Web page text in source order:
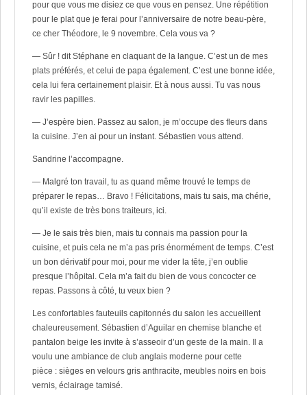
pour que vous me disiez ce que vous en pensez. Une répétition
pour le plat que je ferai pour l’anniversaire de notre beau-père,
ce cher Théodore, le 9 novembre. Cela vous va ?
— Sûr ! dit Stéphane en claquant de la langue. C’est un de mes
plats préférés, et celui de papa également. C’est une bonne idée,
cela lui fera certainement plaisir. Et à nous aussi. Tu vas nous
ravir les papilles.
— J’espère bien. Passez au salon, je m’occupe des fleurs dans
la cuisine. J’en ai pour un instant. Sébastien vous attend.
Sandrine l’accompagne.
— Malgré ton travail, tu as quand même trouvé le temps de
préparer le repas… Bravo ! Félicitations, mais tu sais, ma chérie,
qu’il existe de très bons traiteurs, ici.
— Je le sais très bien, mais tu connais ma passion pour la
cuisine, et puis cela ne m’a pas pris énormément de temps. C’est
un bon dérivatif pour moi, pour me vider la tête, j’en oublie
presque l’hôpital. Cela m’a fait du bien de vous concocter ce
repas. Passons à côté, tu veux bien ?
Les confortables fauteuils capitonnés du salon les accueillent
chaleureusement. Sébastien d’Aguilar en chemise blanche et
pantalon beige les invite à s’asseoir d’un geste de la main. Il a
voulu une ambiance de club anglais moderne pour cette
pièce : sièges en velours gris anthracite, meubles noirs en bois
vernis, éclairage tamisé.